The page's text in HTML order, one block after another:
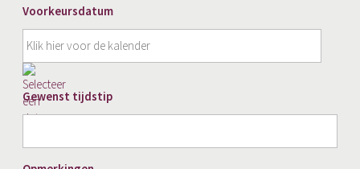
Voorkeursdatum
DD
slash
MM
JJJJ
Gewenst tijdstip